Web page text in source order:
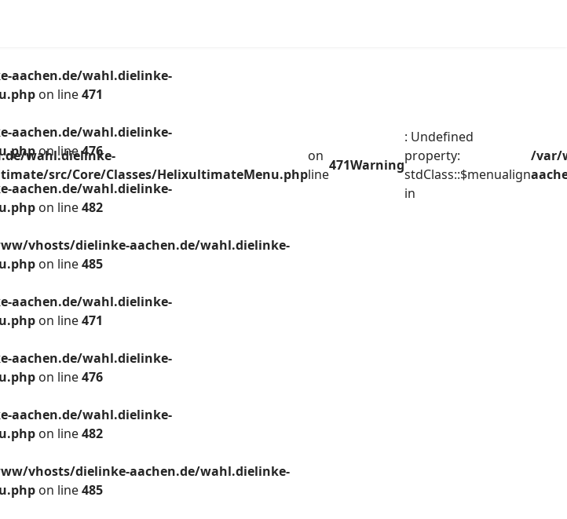
wahl.dielinke-
src/Core/Classes/HelixultimateMenu.php
on
line
471Warning
: Undefined
property:
stdClass::$menualign
in
/var/
aachen.de/wahl.dielinke-
on line471
aachen.de/wahl.dielinke-
on line476
aachen.de/wahl.dielinke-
on line482
vhosts/dielinke-aachen.de/wahl.dielinke-
on line485
aachen.de/wahl.dielinke-
on line471
aachen.de/wahl.dielinke-
on line476
aachen.de/wahl.dielinke-
on line482
vhosts/dielinke-aachen.de/wahl.dielinke-
on line485